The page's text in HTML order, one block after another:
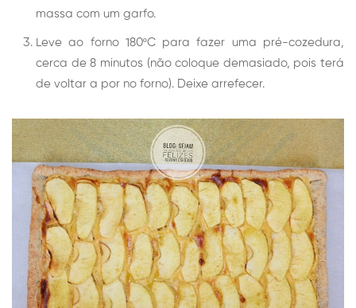
massa com um garfo.
Leve ao forno 180ºC para fazer uma pré-cozedura,
cerca de 8 minutos (não coloque demasiado, pois terá
de voltar a por no forno). Deixe arrefecer.